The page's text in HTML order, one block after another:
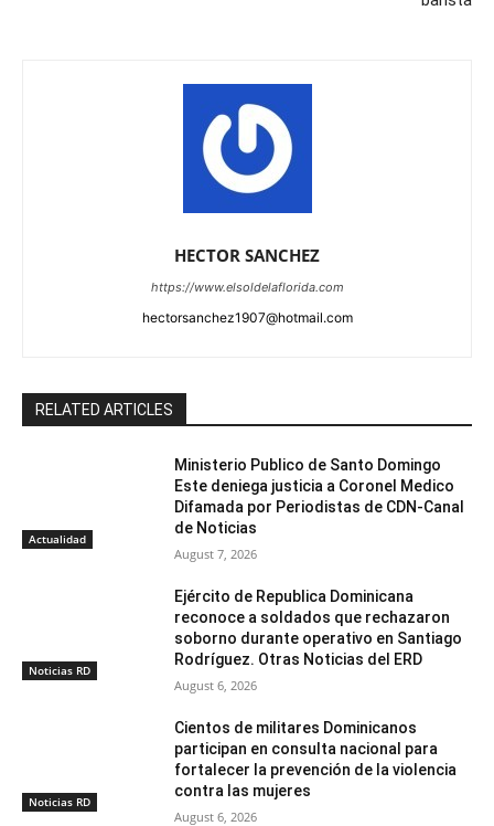
HECTOR SANCHEZ
https://www.elsoldelaflorida.com
hectorsanchez1907@hotmail.com
RELATED ARTICLES
Actualidad
Ministerio Publico de Santo Domingo
Este deniega justicia a Coronel Medico
Difamada por Periodistas de CDN-Canal
de Noticias
August 7, 2026
Noticias RD
Ejército de Republica Dominicana
reconoce a soldados que rechazaron
soborno durante operativo en Santiago
Rodríguez. Otras Noticias del ERD
August 6, 2026
Noticias RD
Cientos de militares Dominicanos
participan en consulta nacional para
fortalecer la prevención de la violencia
contra las mujeres
August 6, 2026